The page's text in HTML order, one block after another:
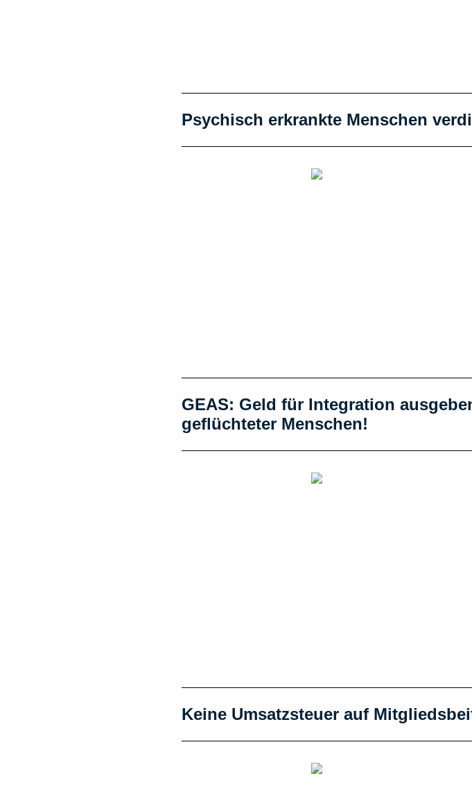
Psychisch erkrankte Menschen
GEAS: Geld für Integration
geflüchteter Menschen!
Keine Umsatzsteuer auf